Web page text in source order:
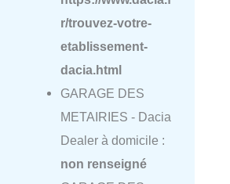
r/trouvez-votre-
etablissement-
dacia.html
GARAGE DES
METAIRIES - Dacia
Dealer à domicile :
non renseigné